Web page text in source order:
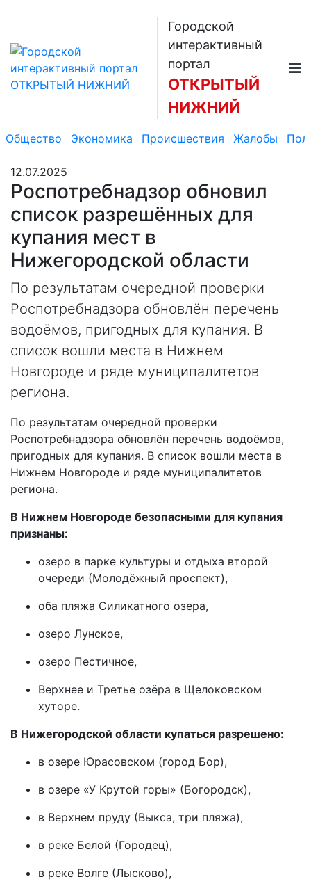
Городской
интерактивный
портал
ОТКРЫТЫЙ
НИЖНИЙ
Общество Экономика Происшествия Жалобы
12.07.2025
Роспотребнадзор обновил
список разрешённых для
купания мест в
Нижегородской области
По результатам очередной проверки
Роспотребнадзора обновлён перечень
водоёмов, пригодных для купания. В
список вошли места в Нижнем
Новгороде и ряде муниципалитетов
региона.
По результатам очередной проверки
Роспотребнадзора обновлён перечень водоёмов,
пригодных для купания. В список вошли места в
Нижнем Новгороде и ряде муниципалитетов
региона.
В Нижнем Новгороде безопасными для купания
признаны:
озеро в парке культуры и отдыха второй
очереди (Молодёжный проспект),
оба пляжа Силикатного озера,
озеро Лунское,
озеро Пестичное,
Верхнее и Третье озёра в Щелоковском
хуторе.
В Нижегородской области купаться разрешено:
в озере Юрасовском (город Бор),
в озере «У Крутой горы» (Богородск),
в Верхнем пруду (Выкса, три пляжа),
в реке Белой (Городец),
в реке Волге (Лысково),